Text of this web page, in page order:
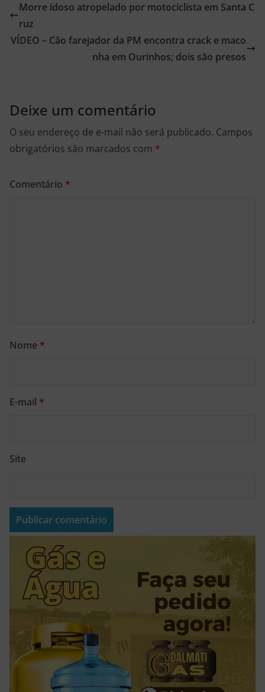
Morre idoso atropelado por motociclista em Santa C
ruz
VÍDEO – Cão farejador da PM encontra crack e maco
nha em Ourinhos; dois são presos
Deixe um comentário
O seu endereço de e-mail não será publicado. Campos
obrigatórios são marcados com *
Comentário *
Nome *
E-mail *
Site